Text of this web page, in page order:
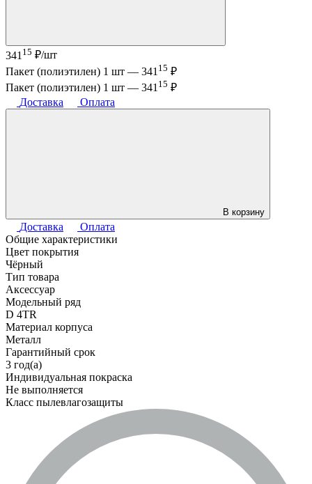
341 15 ₽/шт
Пакет (полиэтилен) 1 шт — 341 15 ₽
Пакет (полиэтилен) 1 шт — 341 15 ₽
Доставка
Оплата
В корзину
Доставка
Оплата
Общие характеристики
Цвет покрытия
Чёрный
Тип товара
Аксессуар
Модельный ряд
D 4TR
Материал корпуса
Металл
Гарантийный срок
3 год(а)
Индивидуальная покраска
Не выполняется
Класс пылевлагозащиты